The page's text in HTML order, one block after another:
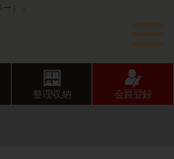
）」
整理収納 会員登録